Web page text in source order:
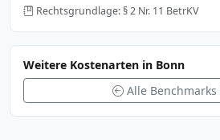
Rechtsgrundlage: § 2 Nr. 11 BetrKV
Weitere Kostenarten in Bonn
Alle Benchmarks